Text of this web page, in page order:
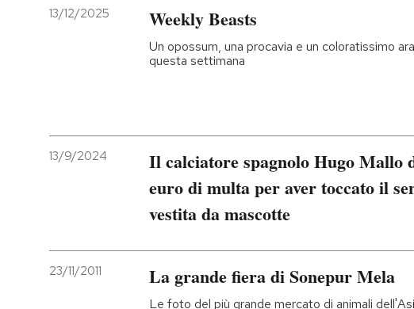
13/12/2025 Weekly Beasts
Un opossum, una procavia e un coloratissimo
questa settimana
13/9/2024
Il calciatore spagnolo Hugo Mallo
euro di multa per aver toccato il
vestita da mascotte
23/11/2011 La grande fiera di Sonepur Mela
Le foto del più grande mercato di animali